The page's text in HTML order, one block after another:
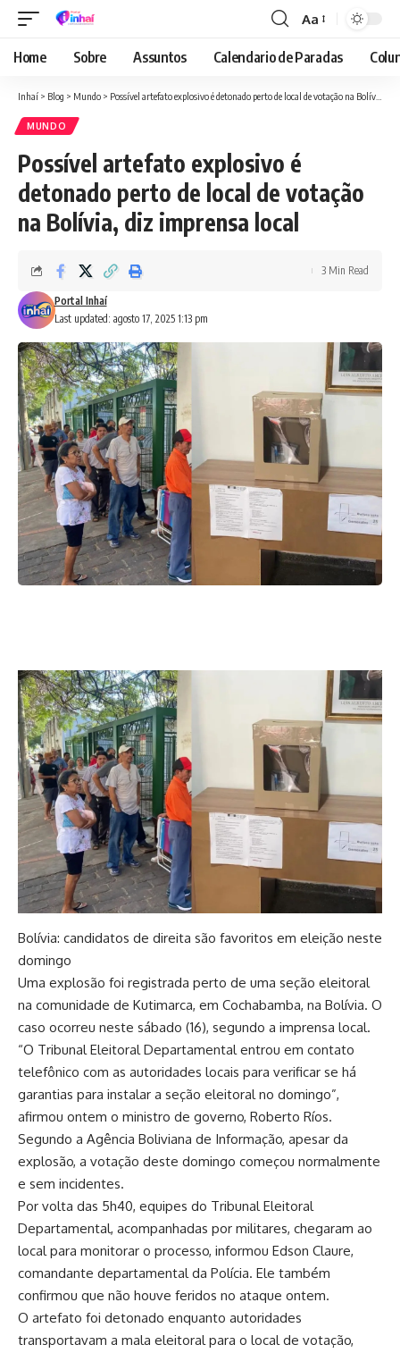
Font
Resizer
Aa
Home Sobre Assuntos Calendario de Paradas
Inhaí > Blog > Mundo > Possível artefato explosivo é detonado perto de local de votação na Bolívia, diz imprensa local
MUNDO
Possível artefato explosivo é
detonado perto de local de votação
na Bolívia, diz imprensa local
Last updated: agosto 17, 2025 1:13 pm
Portal Inhaí
3 Min Read
Bolívia: candidatos de direita são favoritos em eleição neste
domingo
Uma explosão foi registrada perto de uma seção eleitoral
na comunidade de Kutimarca, em Cochabamba, na Bolívia. O
caso ocorreu neste sábado (16), segundo a imprensa local.
“O Tribunal Eleitoral Departamental entrou em contato
telefônico com as autoridades locais para verificar se há
garantias para instalar a seção eleitoral no domingo”,
afirmou ontem o ministro de governo, Roberto Ríos.
Segundo a Agência Boliviana de Informação, apesar da
explosão, a votação deste domingo começou normalmente
e sem incidentes.
Por volta das 5h40, equipes do Tribunal Eleitoral
Departamental, acompanhadas por militares, chegaram ao
local para monitorar o processo, informou Edson Claure,
comandante departamental da Polícia. Ele também
confirmou que não houve feridos no ataque ontem.
O artefato foi detonado enquanto autoridades
transportavam a mala eleitoral para o local de votação,